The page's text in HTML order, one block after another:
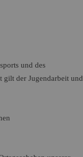
und des
gilt der Jugendarbeit und